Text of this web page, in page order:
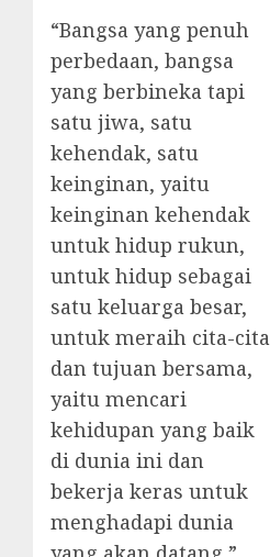
“Bangsa yang penuh
perbedaan, bangsa
yang berbineka tapi
satu jiwa, satu
kehendak, satu
keinginan, yaitu
keinginan kehendak
untuk hidup rukun,
untuk hidup sebagai
satu keluarga besar,
untuk meraih cita-cita
dan tujuan bersama,
yaitu mencari
kehidupan yang baik
di dunia ini dan
bekerja keras untuk
menghadapi dunia